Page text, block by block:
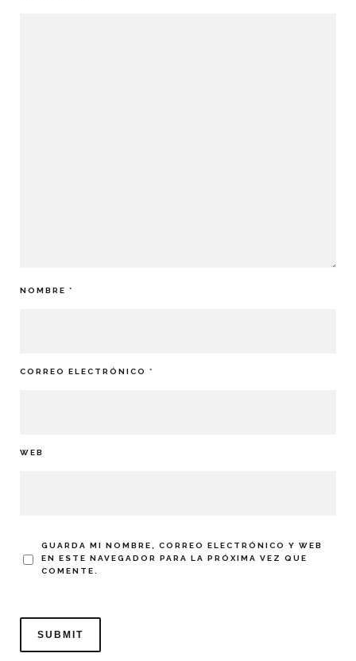
NOMBRE *
CORREO ELECTRÓNICO *
WEB
GUARDA MI NOMBRE, CORREO ELECTRÓNICO Y WEB
EN ESTE NAVEGADOR PARA LA PRÓXIMA VEZ QUE
COMENTE.